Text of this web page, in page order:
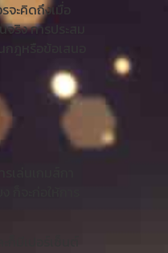
ะคิดถึงเมื่อ
ง การประสม
หรือข้อเสนอ
ล่นเกมส์กา
จะก่อให้การ
มีเปอร์เซ็นต์